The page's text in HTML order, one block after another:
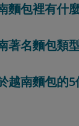
麵包裡有什
著名麵包類
越南麵包的